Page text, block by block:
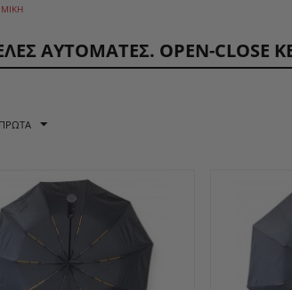
ΑΥΤΌΜΑΤΕΣ. OPEN-CLOSE